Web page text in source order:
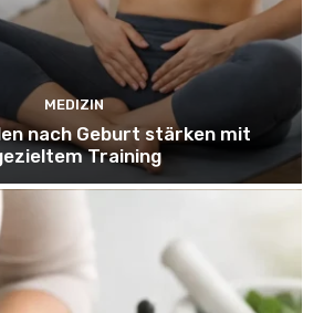
MEDIZIN
nach Geburt stärken mit
Training